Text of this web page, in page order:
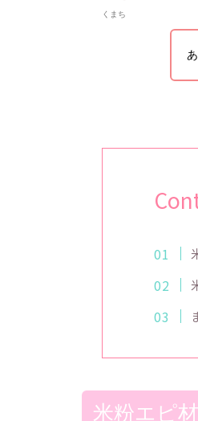
くまち
米粉エピ